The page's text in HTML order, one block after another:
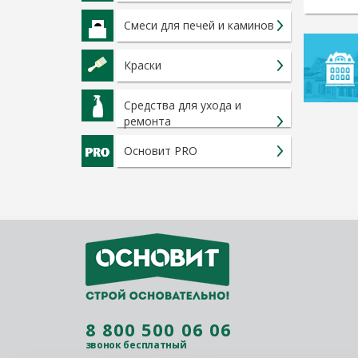
Смеси для печей и каминов
Краски
Средства для ухода и
ремонта
Основит PRO
8 800 500 06 06
звонок бесплатный